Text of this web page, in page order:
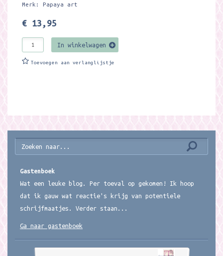
Merk: Papaya art
€ 13,95
In winkelwagen
Toevoegen aan verlanglijstje
Gastenboek
Wat een leuke blog. Per toeval op gekomen! Ik hoop
dat ik gauw wat reactie's krijg van potentiele
schrijfmaatjes. Verder staan...
Ga naar gastenboek